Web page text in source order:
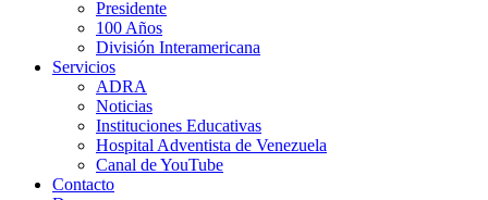
Presidente
100 Años
División Interamericana
Servicios
ADRA
Noticias
Instituciones Educativas
Hospital Adventista de Venezuela
Canal de YouTube
Contacto